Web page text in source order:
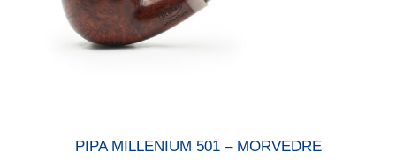
PIPA MILLENIUM 501 – MORVEDRE